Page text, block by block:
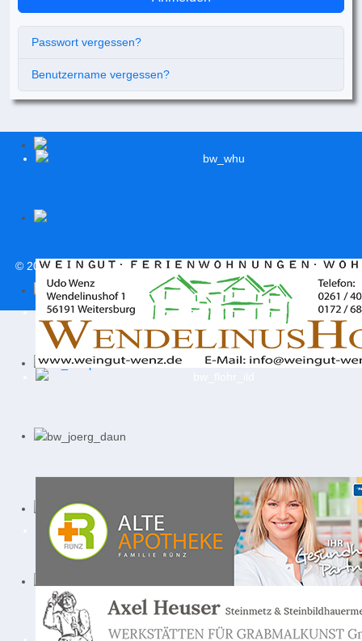
Passwort vergessen?
Benutzername vergessen?
© 2026 svweitersburg.de| Alle Rechte vorbehalten |Impressum|
Datenschutzerklärung